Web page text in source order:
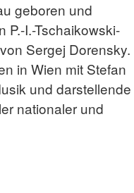
geboren und
P.-I.-Tschaikowski-
Sergej Dorensky.
in Wien mit Stefan
und darstellende
nationaler und